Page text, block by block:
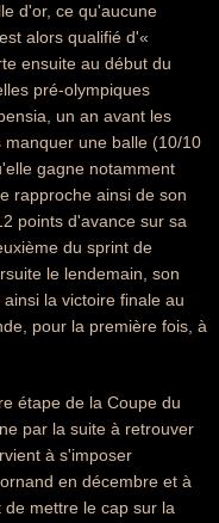
d'or, ce qu'aucune
alors qualifié d'«
ensuite au début du
pré-olympiques
un an avant les
une balle (10/10
gagne notamment
rapproche ainsi de son
points d'avance sur sa
du sprint de
le lendemain, son
la victoire finale au
pour la première fois, à
étape de la Coupe du
par la suite à retrouver
à s'imposer
en décembre et à
mettre le cap sur la